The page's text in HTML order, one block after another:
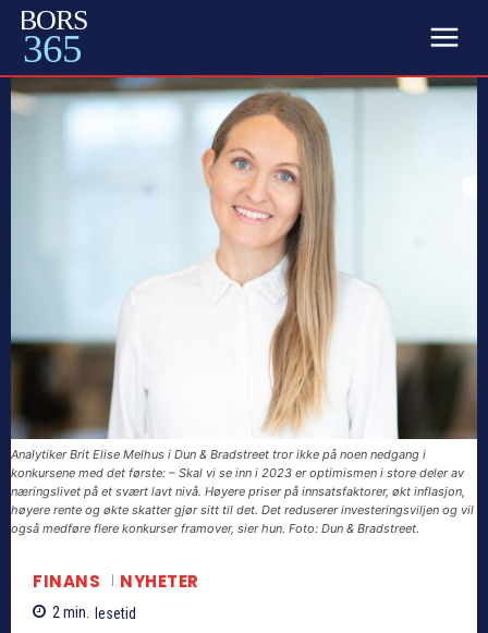
BORS
365
Analytiker Brit Elise Melhus i Dun & Bradstreet tror ikke på noen nedgang i
konkursene med det første: – Skal vi se inn i 2023 er optimismen i store deler av
næringslivet på et svært lavt nivå. Høyere priser på innsatsfaktorer, økt inflasjon,
høyere rente og økte skatter gjør sitt til det. Det reduserer investeringsviljen og vil
også medføre flere konkurser framover, sier hun. Foto: Dun & Bradstreet.
FINANS NYHETER
2min. lesetid